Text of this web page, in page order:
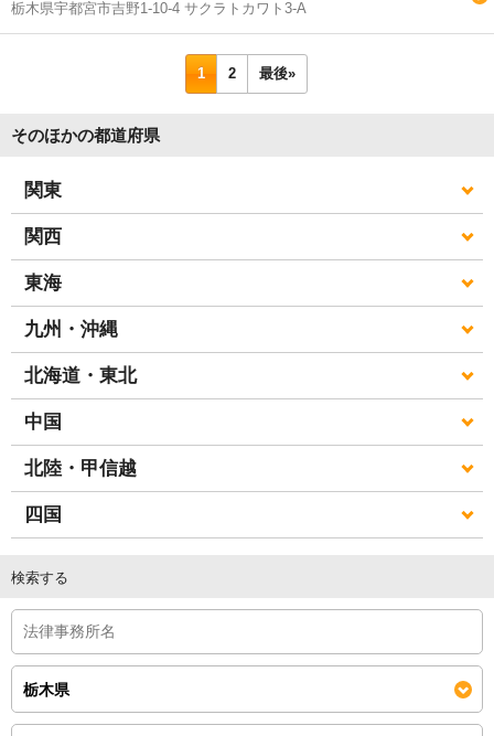
栃木県宇都宮市吉野1-10-4 サクラトカワト3-A
1 2 最後»
そのほかの都道府県
関東
関西
東海
九州・沖縄
北海道・東北
中国
北陸・甲信越
四国
検索する